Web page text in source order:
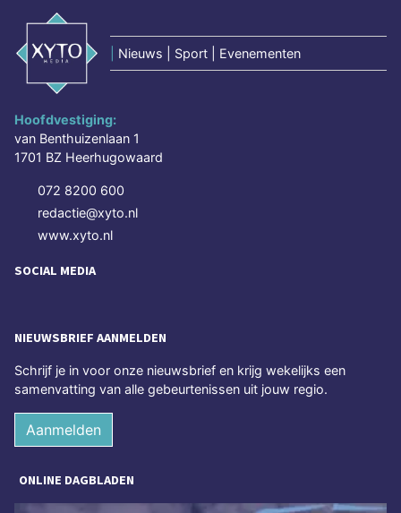
Nieuws | Sport | Evenementen
Hoofdvestiging:
van Benthuizenlaan 1
1701 BZ Heerhugowaard
072 8200 600
redactie@xyto.nl
www.xyto.nl
SOCIAL MEDIA
NIEUWSBRIEF AANMELDEN
Schrijf je in voor onze nieuwsbrief en krijg wekelijks een
samenvatting van alle gebeurtenissen uit jouw regio.
Aanmelden
ONLINE DAGBLADEN